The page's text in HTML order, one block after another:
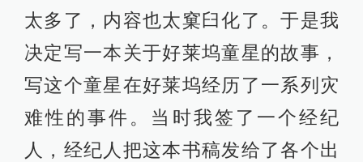
太多了，内容也太窠臼化了。于是我
决定写一本关于好莱坞童星的故事，
写这个童星在好莱坞经历了一系列灾
难性的事件。当时我签了一个经纪
人，经纪人把这本书稿发给了各个出